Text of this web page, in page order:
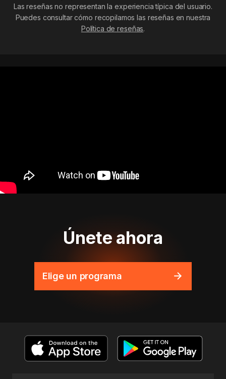
Las reseñas no representan la experiencia típica del usuario.
Puedes consultar cómo recopilamos las reseñas en nuestra
Política de reseñas.
Únete ahora
Elige un programa